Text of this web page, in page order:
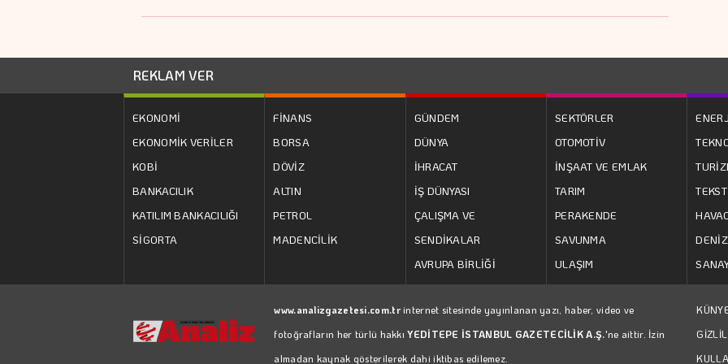
REKLAM VER
EKONOMİ
EKONOMİK VERİLER
KOBİ
BANKACILIK
KATILIM BANKACILIĞI
SİGORTA
FİNANS
BORSA
DÖVİZ
ALTIN
PETROL
MADENCİLİK
GÜNDEM
DÜNYA
İHRACAT
İŞ DÜNYASI
ÇALIŞMA VE
SENDİKALAR
AVRUPA BİRLİĞİ
SEKTÖRLER
OTOMOTİV
İNŞAAT VE EMLAK
TARIM
PERAKENDE
SAVUNMA
ULAŞIM
www.analizgazetesi.com.trinternet sitesinde yayınlanan yazı, haber, video ve
fotoğrafların her türlü hakkıYEDİTEPE İSTANBUL GAZETECİLİK A.Ş.'ne aittir. İzin
almadan kaynak gösterilerek dahi iktibas edilemez.